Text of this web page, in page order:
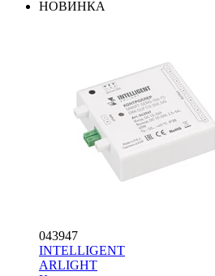
НОВИНКА
043947
INTELLIGENT
ARLIGHT